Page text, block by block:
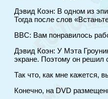
Дэвид Коэн: В одном из
Тогда после слов
BBC: Вам понравилось
Дэвид Коэн: У Мэта
экране. Поэтому он решил
Так что, как мне кажется,
Конечно, на DVD